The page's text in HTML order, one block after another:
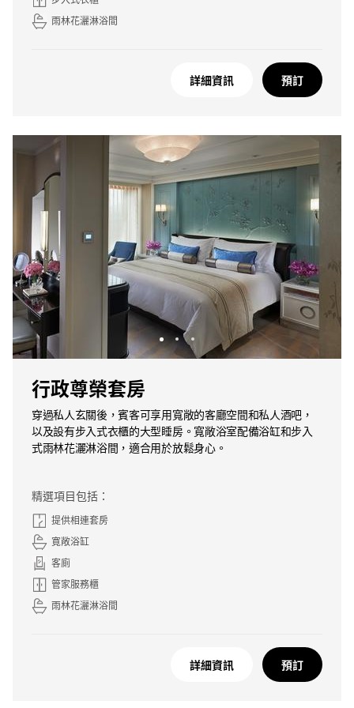
雨林花灑淋浴間
詳細資訊 預訂
行政尊榮套房
穿過私人玄關後，賓客可享用寬敞的客廳空間和私人酒吧，
以及設有步入式衣櫃的大型睡房。寬敞浴室配備浴缸和步入
式雨林花灑淋浴間，適合用於放鬆身心。
精選項目包括：
提供相連套房
寛敞浴缸
客廁
管家服務櫃
雨林花灑淋浴間
詳細資訊 預訂